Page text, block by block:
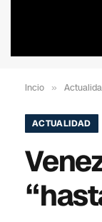
Incio »
ACTUALIDAD